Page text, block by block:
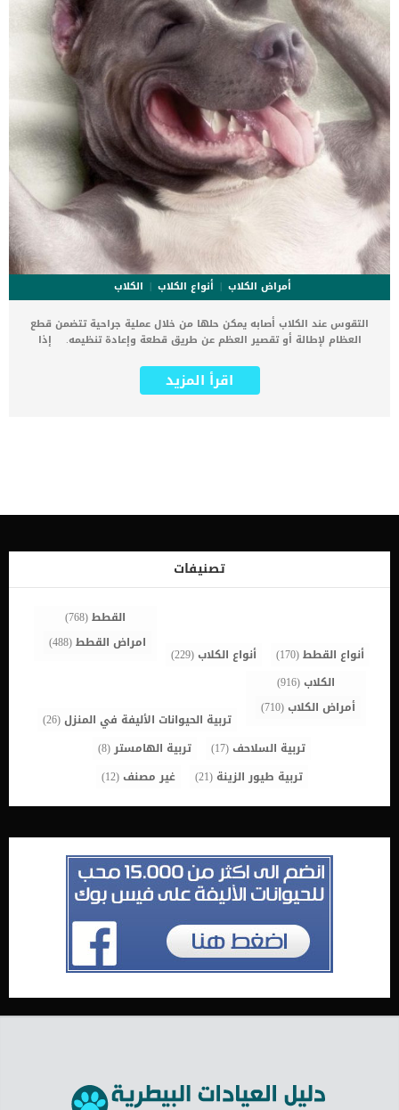
جيدا وتحديد […]
أمراض الكلاب أنواع الكلاب
الكلاب
التقوس عند الكلاب أصابه يمكن حلها من خلال عملية جراحية تتضمن قطع
العظام لإطالة أو تقصير العظم عن طريق قطعة وإعادة تنظيمه. إذا
وضعها الطبيعى فتوجه به فورا الى العيادة البيطرية. اقرأ ايضا: خلل نمو
العظام عند الكلاب .. الاسباب والعلاج التقوس عند الكلاب نتيجة لأسباب
العملية الكلب من استعادة نمط حياته بقدر كبير وليس بشكل كامل, مع
للكلاب استكمل قراءة هذا المقال حتى تتعرف على الإجراءات والوقت
المستغرق للتعافى والانتعاش. إجراءات عملية قطع العظام لعلاج التقوس
عند الكلاب قبل الاسترسال فى إجراءات العملية عليك ان تعرف ان هناك
اقرأ المزيد
تصنيفات
أنواع القطط(170) أنواع الكلاب(229)
القطط(768)
امراض القطط(488)
الكلاب(916)
أمراض الكلاب(710)
تربية الحيوانات الأليفة في المنزل(26)
تربية السلاحف(17) تربية الهامستر(8)
تربية طيور الزينة (21) غير مصنف(12)